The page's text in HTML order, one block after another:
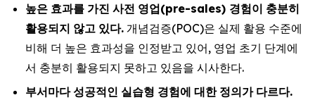
높은 효과를 가진 사전 영업(pre-sales) 경험이 충분히
활용되지 않고 있다. 개념검증(POC)은 실제 활용 수준에
비해 더 높은 효과성을 인정받고 있어, 영업 초기 단계에
서 충분히 활용되지 못하고 있음을 시사한다.
부서마다 성공적인 실습형 경험에 대한 정의가 다르다.